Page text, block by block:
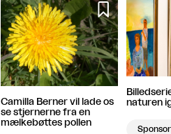

Camilla Berner vil lade os
se stjernerne fra en
mælkebøttes pollen
naturen